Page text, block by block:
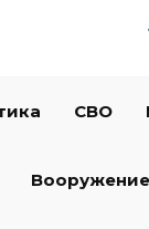
СВО
Вооружение